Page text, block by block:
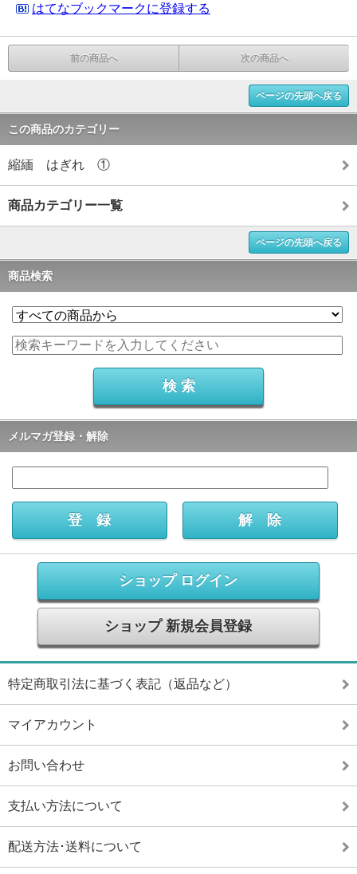
はてなブックマークに登録する
前の商品へ 次の商品へ
ページの先頭へ戻る
この商品のカテゴリー
縮緬 はぎれ ①
商品カテゴリー一覧
ページの先頭へ戻る
商品検索
メルマガ登録・解除
ショップ ログイン
ショップ 新規会員登録
特定商取引法に基づく表記（返品など）
マイアカウント
お問い合わせ
支払い方法について
配送方法･送料について